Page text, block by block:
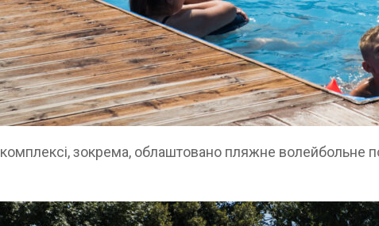
зокрема, облаштовано пляжне волейбольне